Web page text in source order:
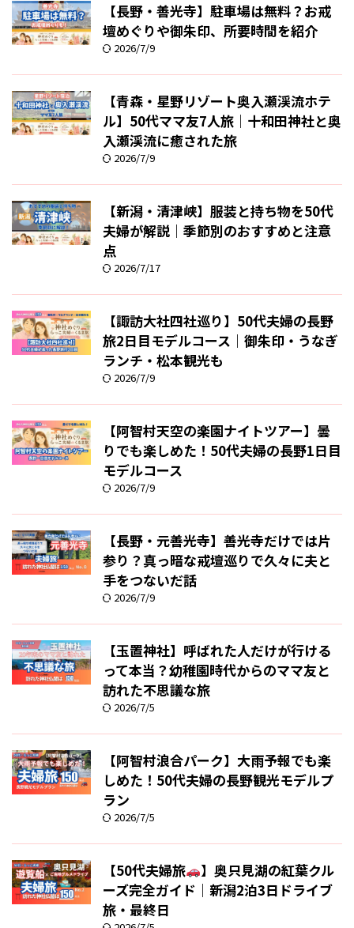
【長野・善光寺】駐車場は無料？お戒
壇めぐりや御朱印、所要時間を紹介
2026/7/9
【青森・星野リゾート奥入瀬渓流ホテ
ル】50代ママ友7人旅｜十和田神社と奥
入瀬渓流に癒された旅
2026/7/9
【新潟・清津峡】服装と持ち物を50代
夫婦が解説｜季節別のおすすめと注意
点
2026/7/17
【諏訪大社四社巡り】50代夫婦の長野
旅2日目モデルコース｜御朱印・うなぎ
ランチ・松本観光も
2026/7/9
【阿智村天空の楽園ナイトツアー】曇
りでも楽しめた！50代夫婦の長野1日目
モデルコース
2026/7/9
【長野・元善光寺】善光寺だけでは片
参り？真っ暗な戒壇巡りで久々に夫と
手をつないだ話
2026/7/9
【玉置神社】呼ばれた人だけが行ける
って本当？幼稚園時代からのママ友と
訪れた不思議な旅
2026/7/5
【阿智村浪合パーク】大雨予報でも楽
しめた！50代夫婦の長野観光モデルプ
ラン
2026/7/5
【50代夫婦旅
】奥只見湖の紅葉クル
ーズ完全ガイド｜新潟2泊3日ドライブ
旅・最終日